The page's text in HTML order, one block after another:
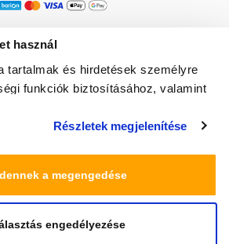
használ
tartalmak és hirdetések személyre
funkciók biztosításához, valamint
partnereinkkel megosztjuk az
számukra vagy az Ön által
gyűjtöttek.
Részletek megjelenítése
a megengedése
engedélyezése